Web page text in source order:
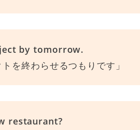
by tomorrow.
を終わらせるつもりです」
restaurant?